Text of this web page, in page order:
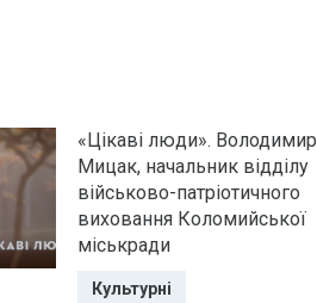
«Цікаві люди». Володимир
Мицак, начальник відділу
військово-патріотичного
виховання Коломийської
міськради
Культурні